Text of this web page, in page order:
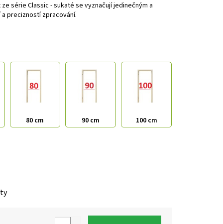
80 cm 90 cm 100 cm
série Classic - sukaté se vyznačují jedinečným a
precizností zpracování.